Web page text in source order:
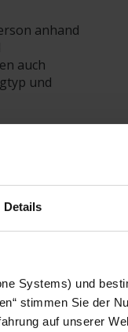
Details
Systems) und
stimmen Sie der
auf unserer
anhand
auch
und
für die
Vorfall die